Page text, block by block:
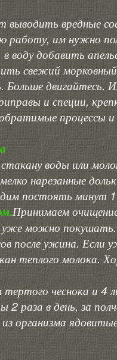
выводить вредные
работу, им нужно
воду добавить
свежий
двигайтесь.
и специи,
процессы и
воды или
нарезанные
постоять минут
Принимаем
можно покушать.
после ужина.
теплого молока.
чеснока и 4
2 раза в день, за
организма